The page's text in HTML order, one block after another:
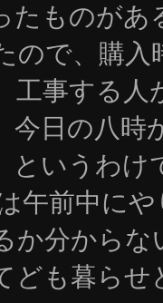
たものが
ので、購入
工事する
今日の八時
というわけ
午前中に
か分から
ども暮らせ